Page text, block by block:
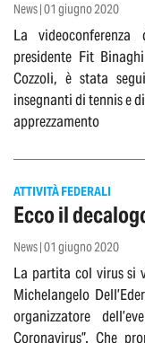
News | 01 giugno 2020
La
presidente Fit
Cozzoli, è stata
insegnanti di tennis e
apprezzamento
ATTIVITÀ FEDERALI
Ecco il
News | 01 giugno 2020
La partita col virus si
Michelangelo
organizzatore
Coronavirus”. Che